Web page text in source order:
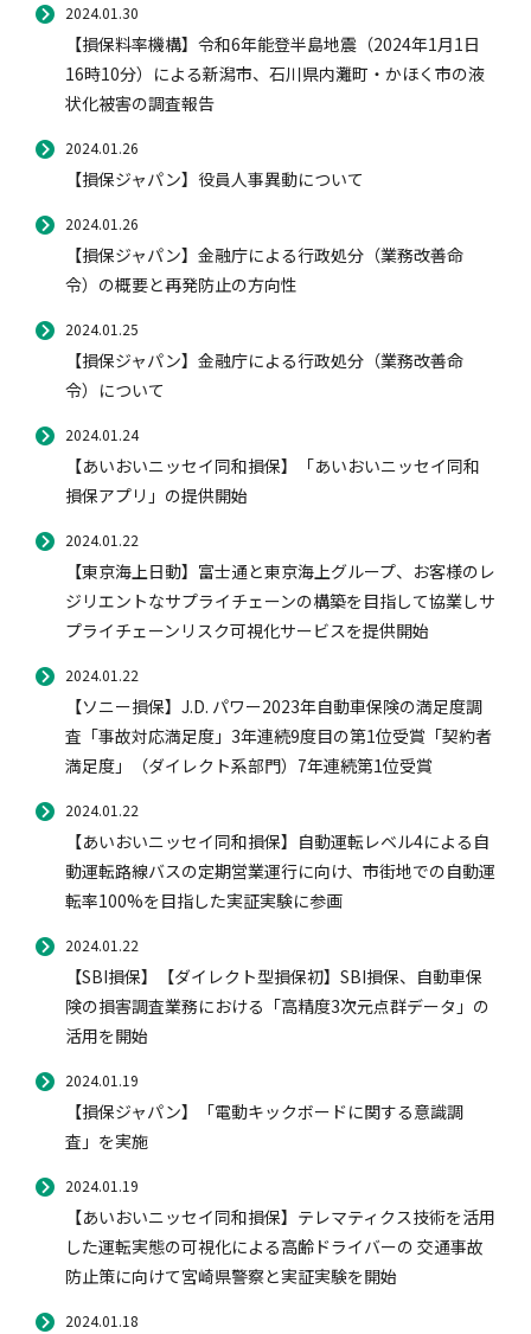
2024.01.30
【損保料率機構】令和6年能登半島地震（2024年1月1日
16時10分）による新潟市、石川県内灘町・かほく市の液
状化被害の調査報告
2024.01.26
【損保ジャパン】役員人事異動について
2024.01.26
【損保ジャパン】金融庁による行政処分（業務改善命
令）の概要と再発防止の方向性
2024.01.25
【損保ジャパン】金融庁による行政処分（業務改善命
令）について
2024.01.24
【あいおいニッセイ同和損保】「あいおいニッセイ同和
損保アプリ」の提供開始
2024.01.22
【東京海上日動】富士通と東京海上グループ、お客様のレ
ジリエントなサプライチェーンの構築を目指して協業しサ
プライチェーンリスク可視化サービスを提供開始
2024.01.22
【ソニー損保】J.D. パワー2023年自動車保険の満足度調
査「事故対応満足度」3年連続9度目の第1位受賞「契約者
満足度」（ダイレクト系部門）7年連続第1位受賞
2024.01.22
【あいおいニッセイ同和損保】自動運転レベル4による自
動運転路線バスの定期営業運行に向け、市街地での自動運
転率100%を目指した実証実験に参画
2024.01.22
【SBI損保】【ダイレクト型損保初】SBI損保、自動車保
険の損害調査業務における「高精度3次元点群データ」の
活用を開始
2024.01.19
【損保ジャパン】「電動キックボードに関する意識調
査」を実施
2024.01.19
【あいおいニッセイ同和損保】テレマティクス技術を活用
した運転実態の可視化による高齢ドライバーの 交通事故
防止策に向けて宮崎県警察と実証実験を開始
2024.01.18